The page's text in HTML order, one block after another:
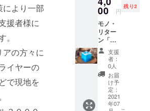
より一部
援者様に
の方々に
イヤーの
で現地を
たしま
す。
＊２：
当日の
来場
ルール
もイベ
ント日
前日間
でに送
信させ
ていた
だきま
プロ
ジェク
ト様と
比べて
も、こ
ちらは
比較的
安価な
リター
ンと思
います
が、プ
ロジェ
タ送
付） ※
２ ※
１：イ
ベント
当日は
１７：
４５〜
１８：
１５の
間に本
部ター
プに起
個 ※１
３．当
日の写
真
（デー
タ送
付）※２
※１：当
日投げ
銭のお
礼とし
て配る
予定の
「豚さ
（小）
２．当
真
（デー
タ送
付）※ ※
データ
提出は
大容量
転送
サービ
スやク
ラウド
より美
しくす
るた
め、写
真を一
度持ち
帰り、
写真加
工をし
たの
ち、後
日デー
タをE
【日本
の四
季】と
いうこ
とにし
たので
すが、
スタッ
フの中
から
「地上
絵だけ
ではな
00 円
残り2
モノ・
リター
ン「ス
タッフ
みんな
で作っ
た手作
りキャ
ンドル
その２
支援
者：
0人
お届
け予
定：
2021
年07